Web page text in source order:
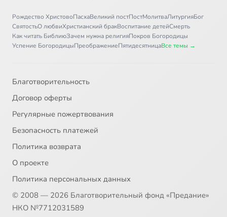
Рождество ХристовоПасхаВеликий постПостМолитваЛитургияБог
СвятостьО любвиХристианский бракВоспитание детейСмерть
Как читать БиблиюЗачем нужна религияПокров Богородицы
Успение БогородицыПреображениеПятидесятницаВсе темы →
Благотворительность
Договор оферты
Регулярные пожертвования
Безопасность платежей
Политика возврата
О проекте
Политика персональных данных
© 2008 — 2026 Благотворительный фонд «Предание»
НКО №7712031589